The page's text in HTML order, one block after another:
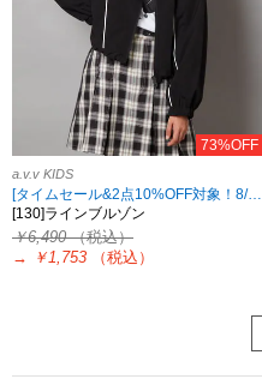
73%OFF
a.v.v KIDS
[タイムセール&2点10%OFF対象！8/17 8:59まで]
[130]ラインブルゾン
￥6,490（税込）
→
￥1,753 （税込）